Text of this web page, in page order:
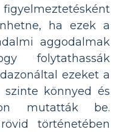
ha ezek a
aggodalmak
folytathassák
ezeket a
könnyed és
mutatták be.
történetében